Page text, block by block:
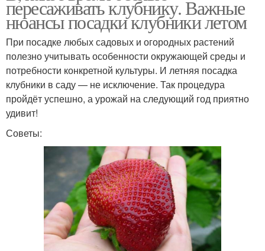
пересаживать клубнику. Важные
нюансы посадки клубники летом
При посадке любых садовых и огородных растений
полезно учитывать особенности окружающей среды и
потребности конкретной культуры. И летняя посадка
клубники в саду — не исключение. Так процедура
пройдёт успешно, а урожай на следующий год приятно
удивит!
Советы: